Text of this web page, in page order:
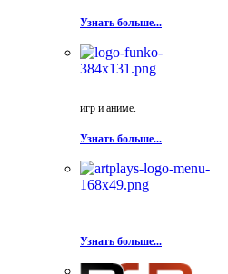
Узнать больше...
игр и аниме.
Узнать больше...
Узнать больше...